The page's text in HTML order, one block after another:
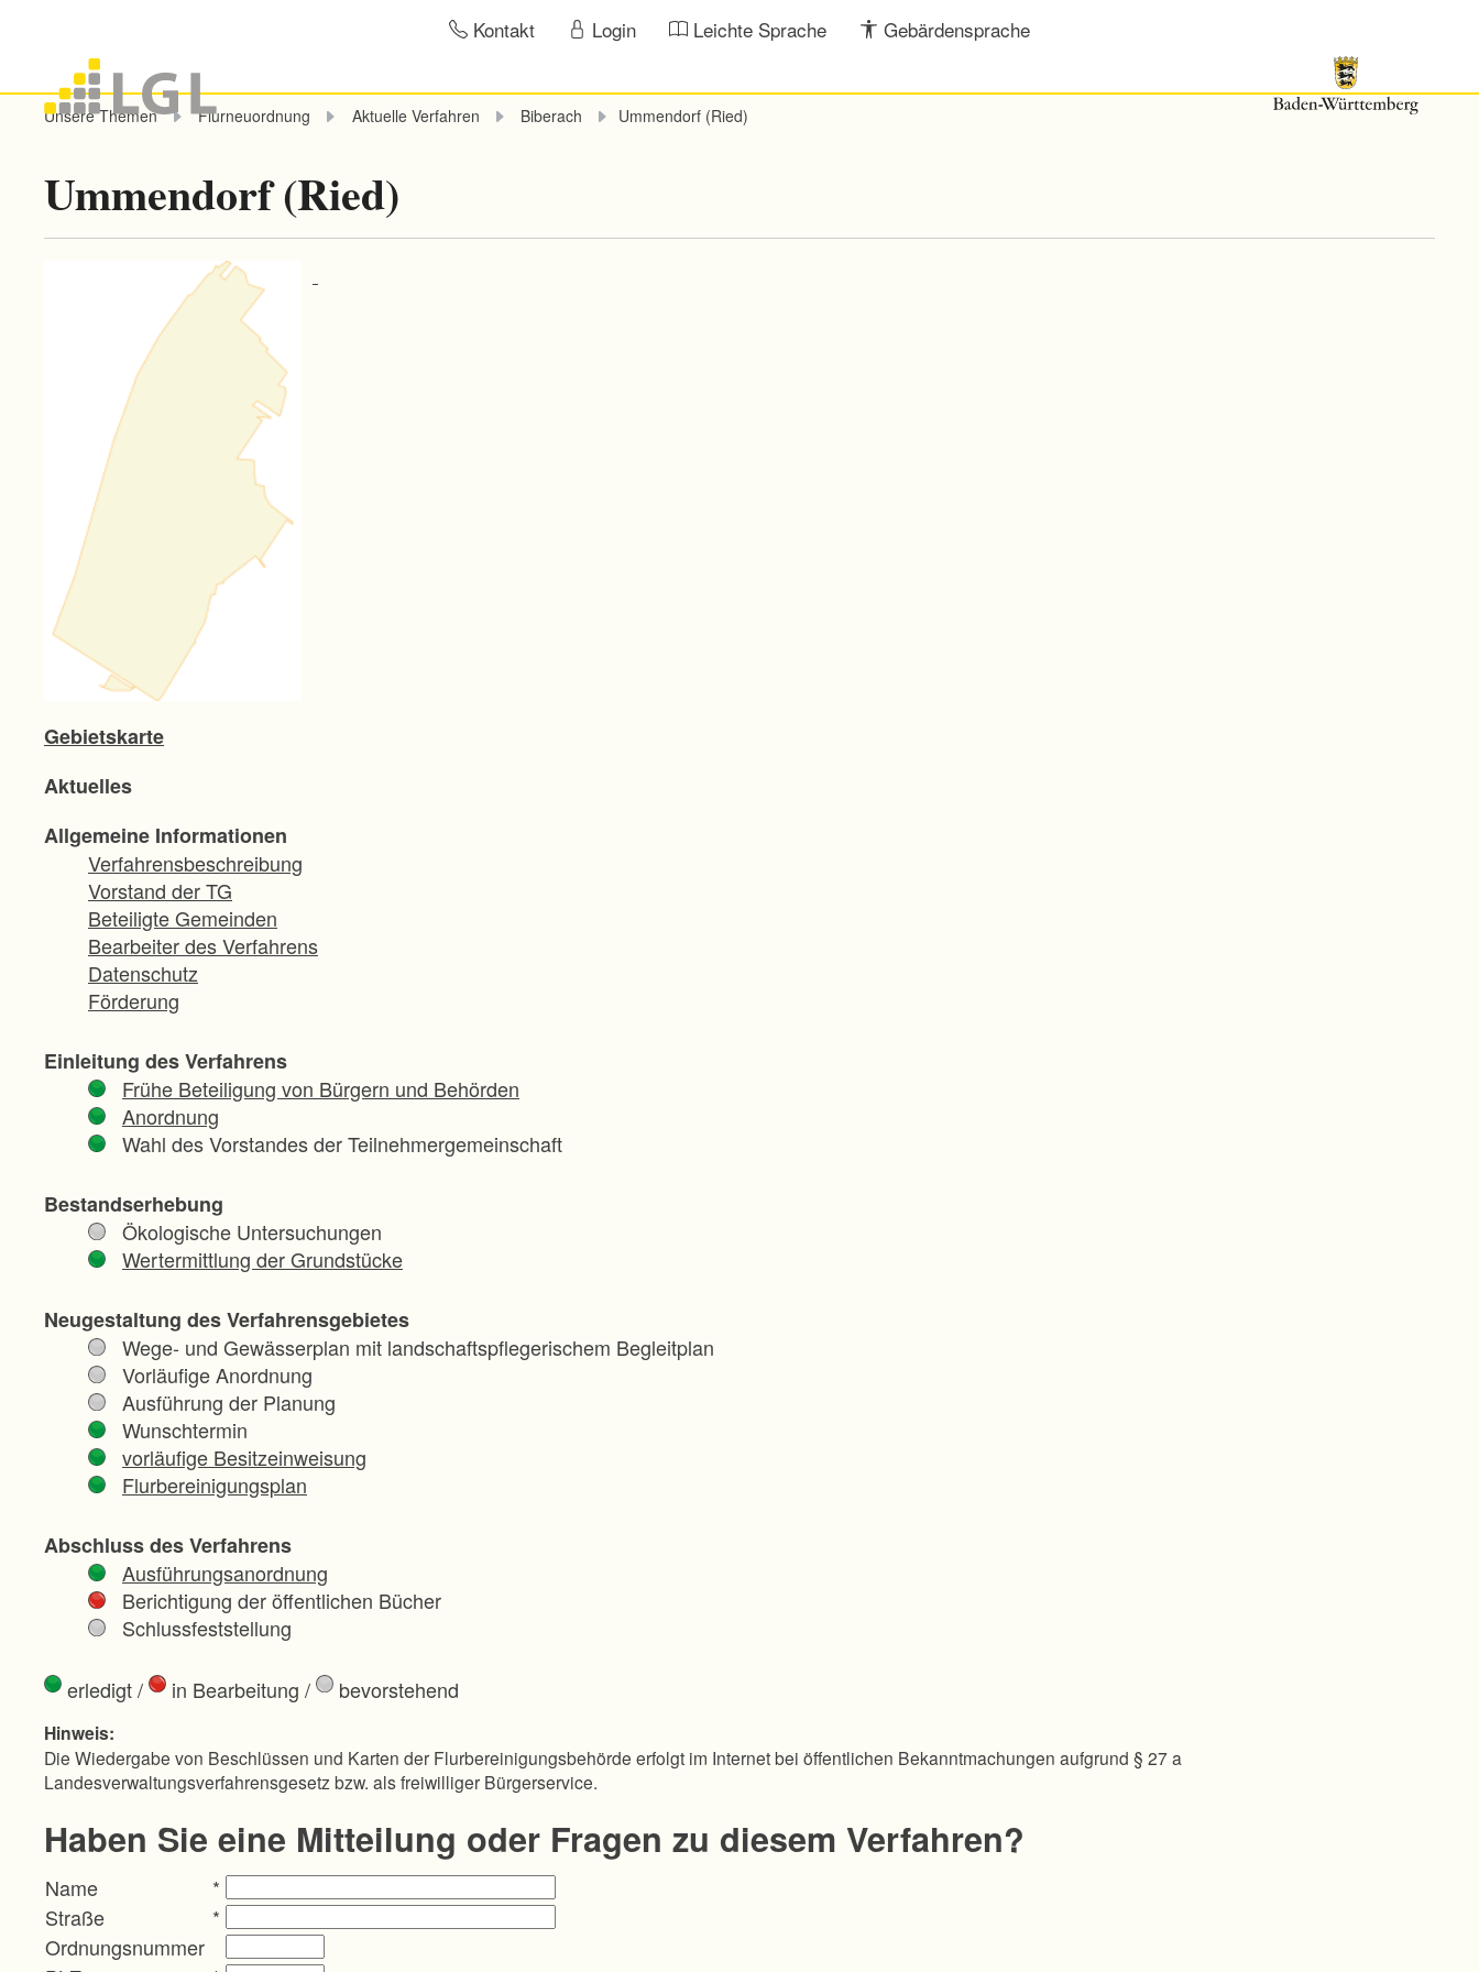
Kontakt Login Leichte Sprache Gebärdensprache
Unsere Themen Flurneuordnung Aktuelle Verfahren Biberach Ummendorf (Ried)
Ummendorf (Ried)
Gebietskarte
Aktuelles
Allgemeine Informationen
Verfahrensbeschreibung
Vorstand der TG
Beteiligte Gemeinden
Bearbeiter des Verfahrens
Datenschutz
Förderung
Einleitung des Verfahrens
Frühe Beteiligung von Bürgern und Behörden
Anordnung
Wahl des Vorstandes der Teilnehmergemeinschaft
Bestandserhebung
Ökologische Untersuchungen
Wertermittlung der Grundstücke
Neugestaltung des Verfahrensgebietes
Wege- und Gewässerplan mit landschaftspflegerischem Begleitplan
Vorläufige Anordnung
Ausführung der Planung
Wunschtermin
vorläufige Besitzeinweisung
Flurbereinigungsplan
Abschluss des Verfahrens
Ausführungsanordnung
Berichtigung der öffentlichen Bücher
Schlussfeststellung
erledigt/ in Bearbeitung / bevorstehend
Hinweis:
Die Wiedergabe von Beschlüssen und Karten der Flurbereinigungsbehörde erfolgt im Internet bei öffentlichen Bekanntmachungen aufgrund § 27 a
Landesverwaltungsverfahrensgesetz bzw. als freiwilliger Bürgerservice.
Haben Sie eine Mitteilung oder Fragen zu diesem Verfahren?
Name
*
Straße
*
Ordnungsnummer